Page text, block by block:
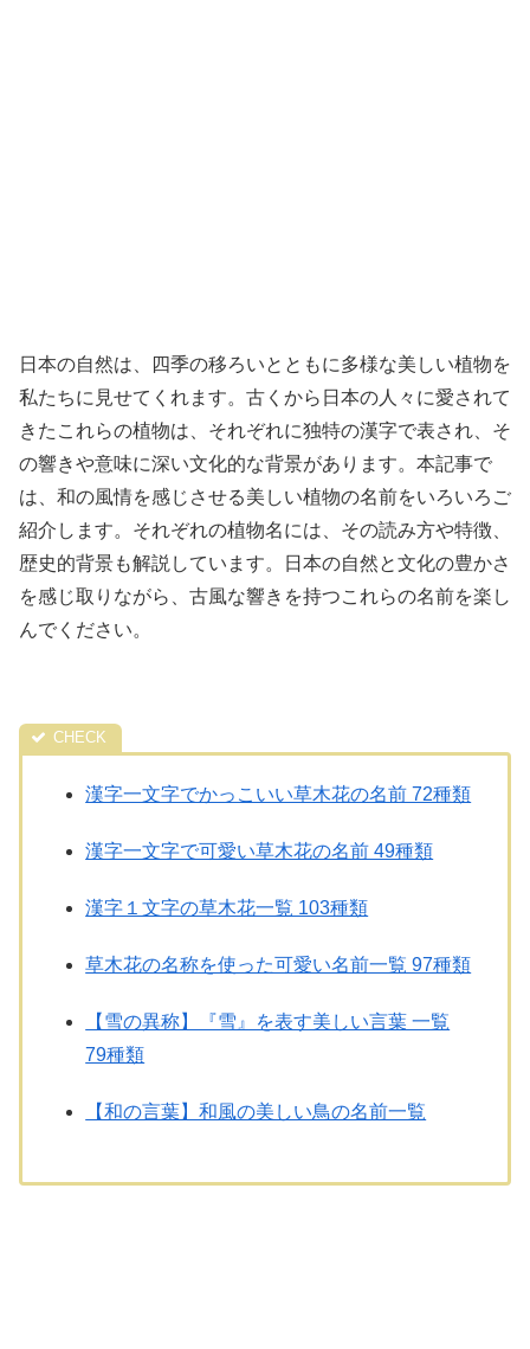
日本の自然は、四季の移ろいとともに多様な美しい植物を
私たちに見せてくれます。古くから日本の人々に愛されて
きたこれらの植物は、それぞれに独特の漢字で表され、そ
の響きや意味に深い文化的な背景があります。本記事で
は、和の風情を感じさせる美しい植物の名前をいろいろご
紹介します。それぞれの植物名には、その読み方や特徴、
歴史的背景も解説しています。日本の自然と文化の豊かさ
を感じ取りながら、古風な響きを持つこれらの名前を楽し
んでください。
漢字一文字でかっこいい草木花の名前 72種類
漢字一文字で可愛い草木花の名前 49種類
漢字１文字の草木花一覧 103種類
草木花の名称を使った可愛い名前一覧 97種類
【雪の異称】『雪』を表す美しい言葉 一覧
79種類
【和の言葉】和風の美しい鳥の名前一覧